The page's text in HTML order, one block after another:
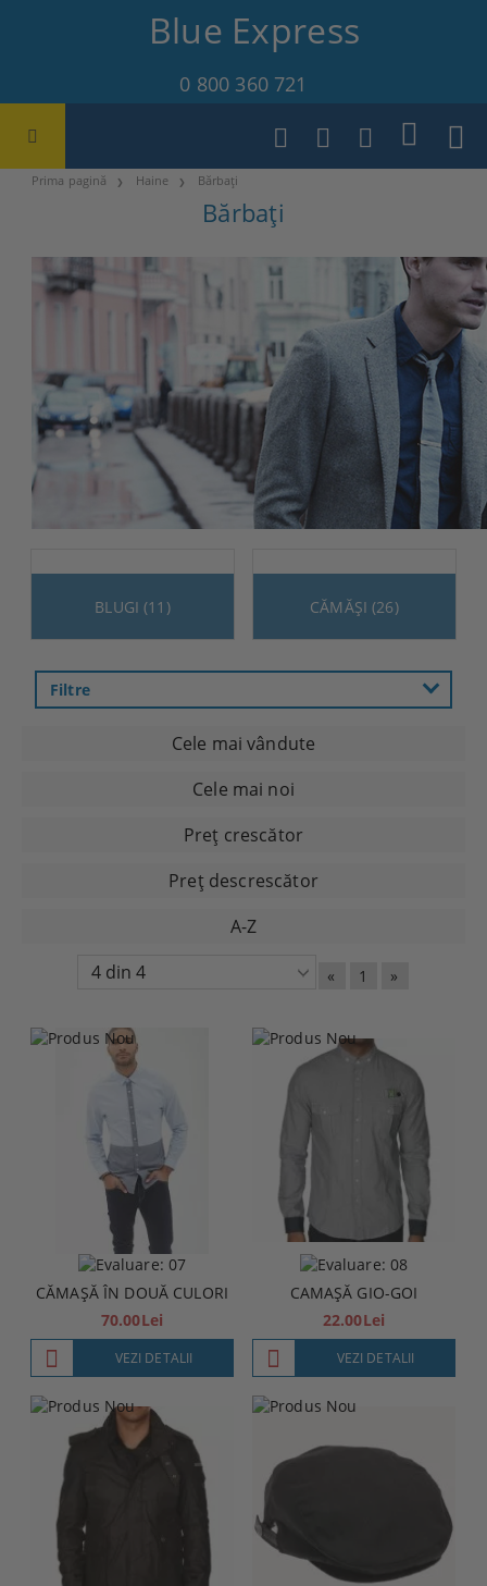
Blue Express
0 800 360 721
Prima pagină Haine Bărbați
Bărbați
BLUGI (11) CĂMĂȘI (26)
Filtre
Cele mai vândute
Cele mai noi
Preţ crescător
Preţ descrescător
A-Z
« 1 »
CĂMAȘĂ ÎN DOUĂ CULORI
70.00Lei
VEZI DETALII
CAMAȘĂ GIO-GOI
22.00Lei
VEZI DETALII